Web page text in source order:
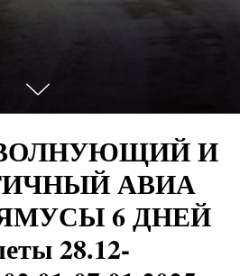
И
АВИА
6 ДНЕЙ
28.12-